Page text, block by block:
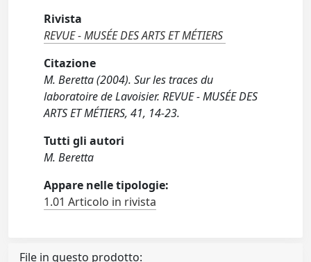
Rivista
REVUE - MUSÉE DES ARTS ET MÉTIERS
Citazione
M. Beretta (2004). Sur les traces du
laboratoire de Lavoisier. REVUE - MUSÉE DES
ARTS ET MÉTIERS, 41, 14-23.
Tutti gli autori
M. Beretta
Appare nelle tipologie:
1.01 Articolo in rivista
File in questo prodotto: